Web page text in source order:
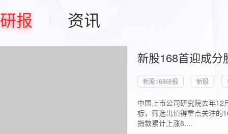
研报 资讯
新股168首迎成
新股168研报 新股
中国上市公司研究院去年
标，筛选出值得重点关注的
指数累计上涨8....